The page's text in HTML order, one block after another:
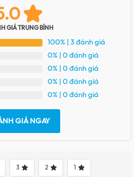
GIÁ TRUNG BÌNH
100% | 3 đánh giá
0% | 0 đánh giá
0% | 0 đánh giá
0% | 0 đánh giá
0% | 0 đánh giá
GIÁ NGAY
3 2 1